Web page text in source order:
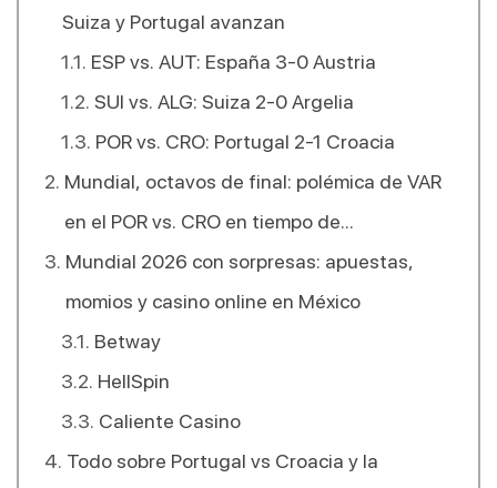
Suiza y Portugal avanzan
ESP vs. AUT: España 3-0 Austria
SUI vs. ALG: Suiza 2-0 Argelia
POR vs. CRO: Portugal 2-1 Croacia
Mundial, octavos de final: polémica de VAR
en el POR vs. CRO en tiempo de
compensación
Mundial 2026 con sorpresas: apuestas,
momios y casino online en México
Betway
HellSpin
Caliente Casino
Todo sobre Portugal vs Croacia y la